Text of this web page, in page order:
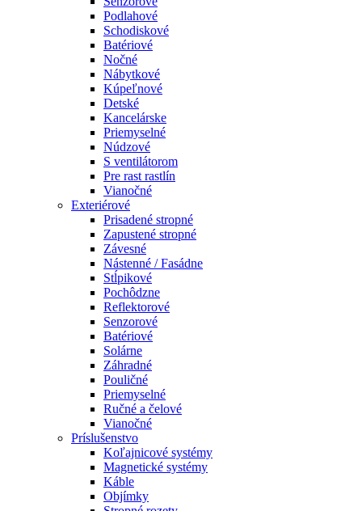
Podlahové
Schodiskové
Batériové
Nočné
Nábytkové
Kúpeľnové
Detské
Kancelárske
Priemyselné
Núdzové
S ventilátorom
Pre rast rastlín
Vianočné
Exteriérové
Prisadené stropné
Zapustené stropné
Závesné
Nástenné / Fasádne
Stĺpikové
Pochôdzne
Reflektorové
Senzorové
Batériové
Solárne
Záhradné
Pouličné
Priemyselné
Ručné a čelové
Vianočné
Príslušenstvo
Koľajnicové systémy
Magnetické systémy
Káble
Objímky